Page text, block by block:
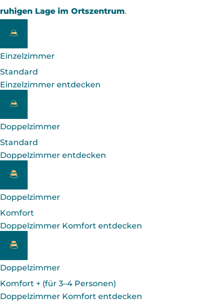
ruhigen Lage im Ortszentrum.
Einzelzimmer
Standard
Einzelzimmer entdecken
Doppelzimmer
Standard
Doppelzimmer entdecken
Doppelzimmer
Komfort
Doppelzimmer Komfort entdecken
Doppelzimmer
Komfort + ­(für 3–4 Personen)
Doppelzimmer Komfort entdecken